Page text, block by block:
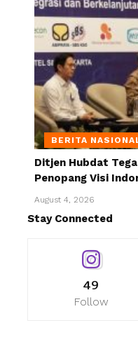
BERITA
Ditjen Hubdat
Penopang Visi
August 4, 2026
Stay Connected
49
Follow